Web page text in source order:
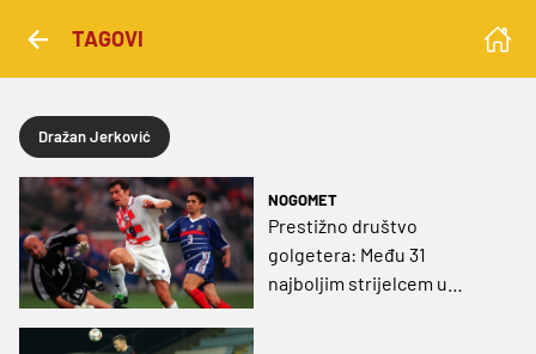
TAGOVI
Dražan Jerković
NOGOMET
Prestižno društvo
golgetera: Među 31
najboljim strijelcem u